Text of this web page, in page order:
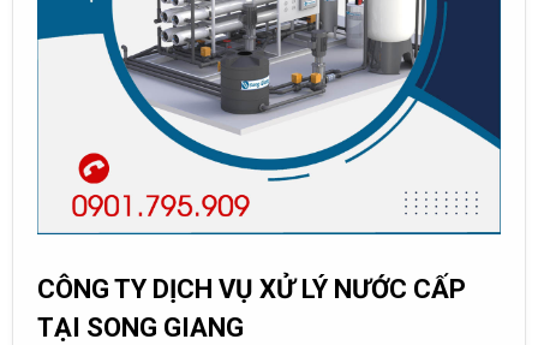
CÔNG TY DỊCH VỤ XỬ LÝ NƯỚC CẤP
TẠI SONG GIANG